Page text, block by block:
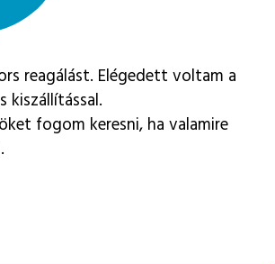
reagálást. Elégedett voltam a
kiszállítással.
fogom keresni, ha valamire